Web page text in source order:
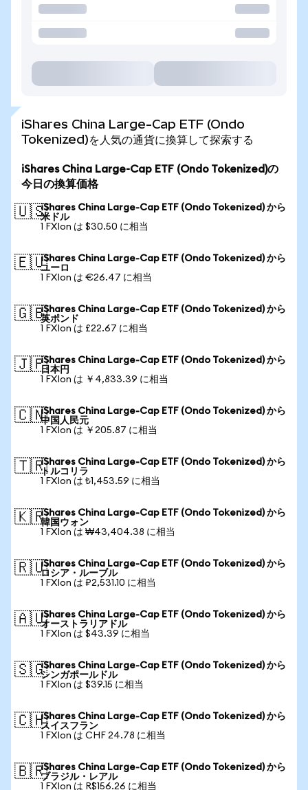
iShares China Large-Cap ETF (Ondo
Tokenized)を人気の通貨に換算して探索する
iShares China Large-Cap ETF (Ondo Tokenized)の
今日の換算価格
🇺🇸iShares China Large-Cap ETF (Ondo Tokenized) から
米ドル
1 FXIon は $30.50 に相当
🇪🇺iShares China Large-Cap ETF (Ondo Tokenized) から
ユーロ
1 FXIon は €26.47 に相当
🇬🇧iShares China Large-Cap ETF (Ondo Tokenized) から
英ポンド
1 FXIon は £22.67 に相当
🇯🇵iShares China Large-Cap ETF (Ondo Tokenized) から
日本円
1 FXIon は ￥4,833.39 に相当
🇨🇳iShares China Large-Cap ETF (Ondo Tokenized) から
中国人民元
1 FXIon は ￥205.87 に相当
🇹🇷iShares China Large-Cap ETF (Ondo Tokenized) から
トルコリラ
1 FXIon は ₺1,453.59 に相当
🇰🇷iShares China Large-Cap ETF (Ondo Tokenized) から
韓国ウォン
1 FXIon は ₩43,404.38 に相当
🇷🇺iShares China Large-Cap ETF (Ondo Tokenized) から
ロシア・ルーブル
1 FXIon は ₽2,531.10 に相当
🇦🇺iShares China Large-Cap ETF (Ondo Tokenized) から
オーストラリアドル
1 FXIon は $43.39 に相当
🇸🇬iShares China Large-Cap ETF (Ondo Tokenized) から
シンガポールドル
1 FXIon は $39.15 に相当
🇨🇭iShares China Large-Cap ETF (Ondo Tokenized) から
スイスフラン
1 FXIon は CHF 24.78 に相当
🇧🇷iShares China Large-Cap ETF (Ondo Tokenized) から
ブラジル・レアル
1 FXIon は R$156.26 に相当